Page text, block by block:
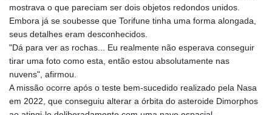
mostrava o que pareciam ser dois objetos redondos unidos.
Embora já se soubesse que Torifune tinha uma forma alongada,
seus detalhes eram desconhecidos.
"Dá para ver as rochas... Eu realmente não esperava conseguir
tirar uma foto como esta, então estou absolutamente nas
nuvens", afirmou.
A missão ocorre após o teste bem-sucedido realizado pela Nasa
em 2022, que conseguiu alterar a órbita do asteroide Dimorphos